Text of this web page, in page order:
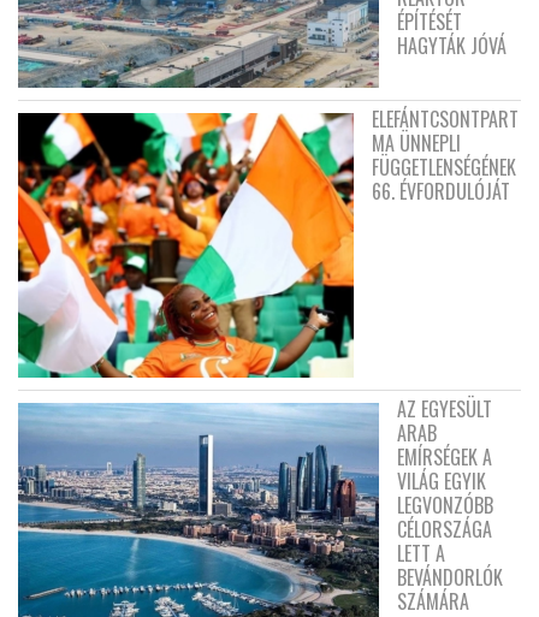
ÉPÍTÉSÉT
HAGYTÁK JÓVÁ
ELEFÁNTCSONTPART
MA ÜNNEPLI
FÜGGETLENSÉGÉNEK
66. ÉVFORDULÓJÁT
AZ EGYESÜLT
ARAB
EMÍRSÉGEK A
VILÁG EGYIK
LEGVONZÓBB
CÉLORSZÁGA
LETT A
BEVÁNDORLÓK
SZÁMÁRA